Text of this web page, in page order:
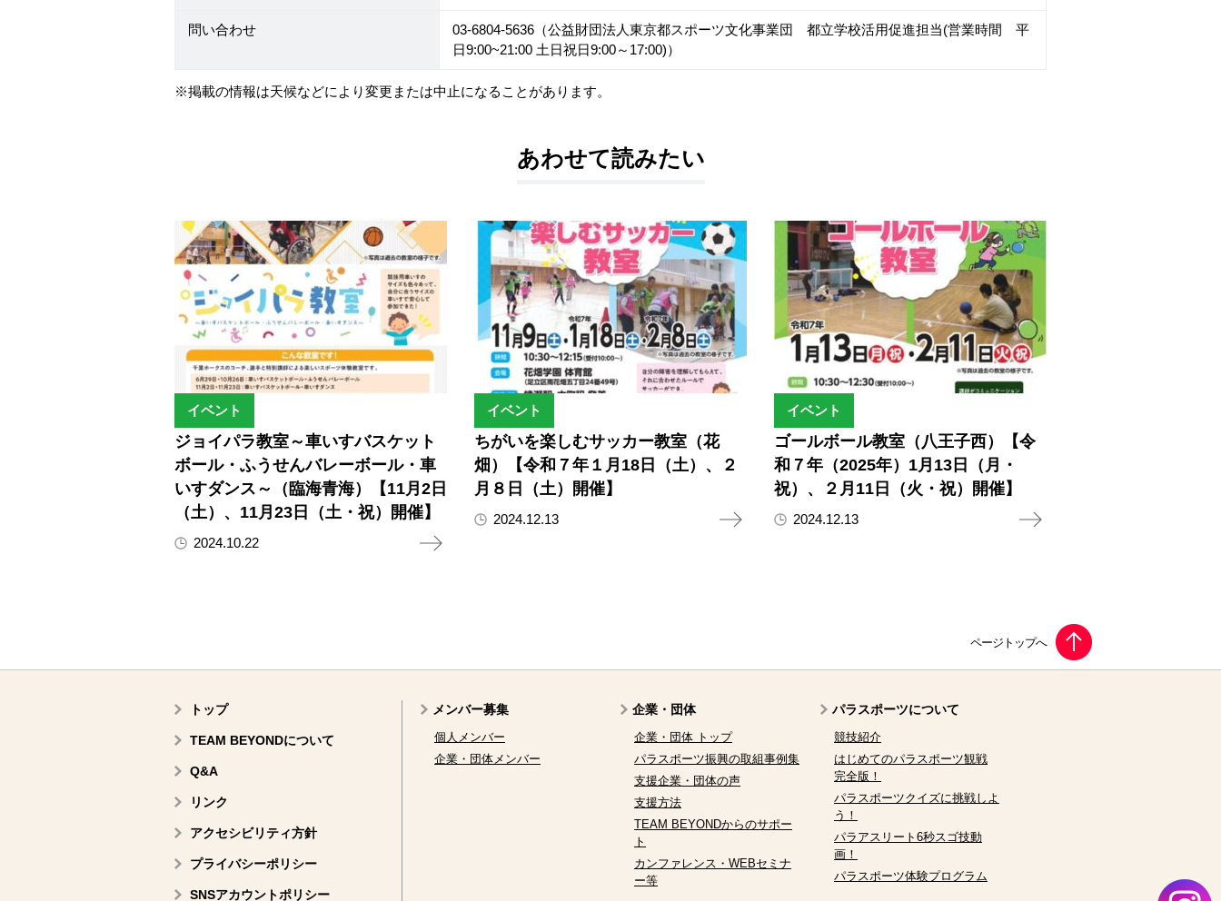
問い合わせ
03-6804-5636（公益財団法人東京都スポーツ文化事業団 都立学校活用促進担当(営業時間 平
日9:00~21:00 土日祝日9:00～17:00)）
※掲載の情報は天候などにより変更または中止になることがあります。
あわせて読みたい
イベント
ジョイパラ教室～車いすバスケット
ボール・ふうせんバレーボール・車
いすダンス～（臨海青海）【11月2日
（土）、11月23日（土・祝）開催】
2024.10.22
イベント
ちがいを楽しむサッカー教室（花
畑）【令和７年１月18日（土）、２
月８日（土）開催】
2024.12.13
イベント
ゴールボール教室（八王子西）【令
和７年（2025年）1月13日（月・
祝）、２月11日（火・祝）開催】
2024.12.13
トップ
TEAM BEYONDについて
Q&A
リンク
アクセシビリティ方針
プライバシーポリシー
SNSアカウントポリシー
メンバー募集
個人メンバー
企業・団体メンバー
企業・団体
企業・団体 トップ
パラスポーツ振興の取組事例集
支援企業・団体の声
支援方法
TEAM BEYONDからのサポー
ト
カンファレンス・WEBセミナ
ー等
パラスポーツについて
競技紹介
はじめてのパラスポーツ観戦
完全版！
パラスポーツクイズに挑戦しよ
う！
パラアスリート6秒スゴ技動
画！
パラスポーツ体験プログラム